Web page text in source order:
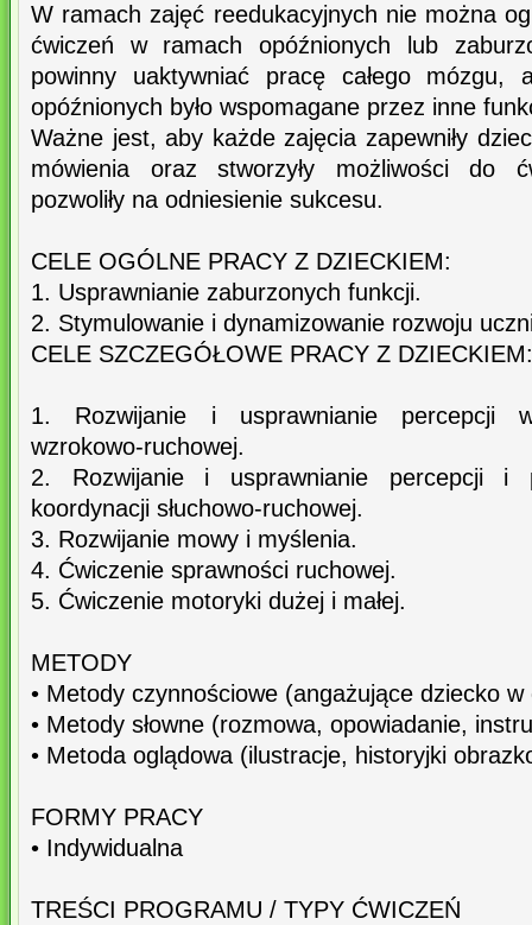
W ramach zajęć reedukacyjnych nie można
ćwiczeń w ramach opóźnionych lub
powinny uaktywniać pracę całego mózgu,
opóźnionych było wspomagane przez inne
Ważne jest, aby każde zajęcia zapewniły
mówienia oraz stworzyły możliwości do
pozwoliły na odniesienie sukcesu.
CELE OGÓLNE PRACY Z DZIECKIEM:
1. Usprawnianie zaburzonych funkcji.
2. Stymulowanie i dynamizowanie rozwoju
CELE SZCZEGÓŁOWE PRACY Z DZIECKIEM:
1. Rozwijanie i usprawnianie percepcji
wzrokowo-ruchowej.
2. Rozwijanie i usprawnianie percepcji i
koordynacji słuchowo-ruchowej.
3. Rozwijanie mowy i myślenia.
4. Ćwiczenie sprawności ruchowej.
5. Ćwiczenie motoryki dużej i małej.
METODY
• Metody czynnościowe (angażujące dziecko w
• Metody słowne (rozmowa, opowiadanie,
• Metoda oglądowa (ilustracje, historyjki
FORMY PRACY
• Indywidualna
TREŚCI PROGRAMU / TYPY ĆWICZEŃ